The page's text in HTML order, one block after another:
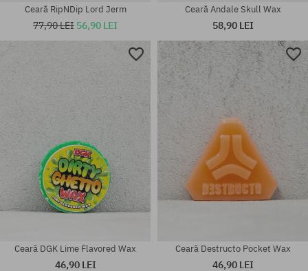
mărime universală mărime universală
Ceară RipNDip Lord Jerm
77,90 LEI 56,90 LEI
Ceară Andale Skull Wax
58,90 LEI
Ceară DGK Lime Flavored Wax
46,90 LEI
Ceară Destructo Pocket Wax
46,90 LEI